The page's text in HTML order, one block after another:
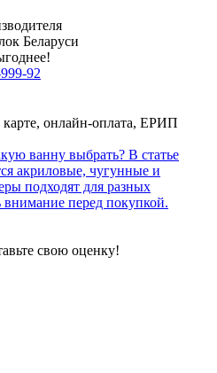
Беларуси
92
онлайн-оплата, ЕРИП
ванну выбрать? В статье
акриловые, чугунные и
подходят для разных
перед покупкой.
свою оценку!